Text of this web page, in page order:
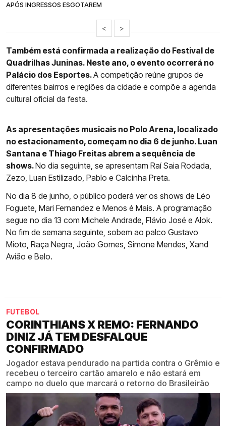
APÓS INGRESSOS ESGOTAREM
< >
Também está confirmada a realização do Festival de
Quadrilhas Juninas. Neste ano, o evento ocorrerá no
Palácio dos Esportes.A competição reúne grupos de
diferentes bairros e regiões da cidade e compõe a agenda
cultural oficial da festa.
As apresentações musicais no Polo Arena, localizado
no estacionamento, começam no dia 6 de junho. Luan
Santana e Thiago Freitas abrem a sequência de
shows.No dia seguinte, se apresentam Raí Saia Rodada,
Zezo, Luan Estilizado, Pablo e Calcinha Preta.
No dia 8 de junho, o público poderá ver os shows de Léo
Foguete, Mari Fernandez e Menos é Mais. A programação
segue no dia 13 com Michele Andrade, Flávio José e Alok.
No fim de semana seguinte, sobem ao palco Gustavo
Mioto, Raça Negra, João Gomes, Simone Mendes, Xand
Avião e Belo.
FUTEBOL
CORINTHIANS X REMO: FERNANDO
DINIZ JÁ TEM DESFALQUE
CONFIRMADO
Jogador estava pendurado na partida contra o Grêmio e
recebeu o terceiro cartão amarelo e não estará em
campo no duelo que marcará o retorno do Brasileirão